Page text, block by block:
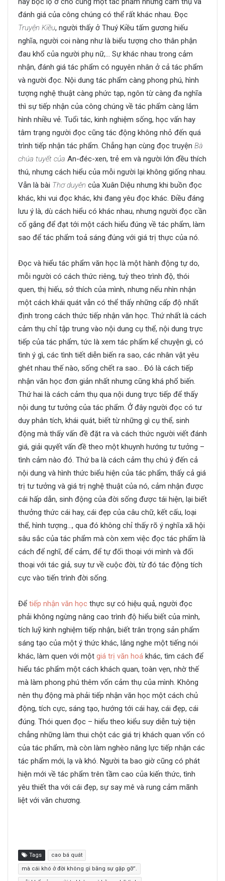
đánh giá của công chúng có thể rất khác nhau. Đọc
Truyện Kiều, người thấy ở Thuý Kiều tấm gương hiếu
nghĩa, người coi nàng như là biểu tượng cho thân phận
đau khổ của người phụ nữ,… Sự khác nhau trong cảm
nhận, đánh giá tác phẩm có nguyên nhân ở cả tác phẩm
và người đọc. Nội dung tác phẩm càng phong phú, hình
tượng nghệ thuật càng phức tạp, ngôn từ càng đa nghĩa
thì sự tiếp nhận của công chúng về tác phẩm càng lắm
hình nhiều vẻ. Tuổi tác, kinh nghiệm sống, học vấn hay
tâm trạng người đọc cũng tác động không nhỏ đến quá
trình tiếp nhận tác phẩm. Chẳng hạn cùng đọc truyện Bà
chúa tuyết của An-đéc-xen, trẻ em và người lớn đều thích
thú, nhưng cách hiểu của mỗi người lại không giống nhau.
Vẫn là bài Thơ duyên của Xuân Diệu nhưng khi buồn đọc
khác, khi vui đọc khác, khi đang yêu đọc khác. Điều đáng
lưu ý là, dù cách hiểu có khác nhau, nhưng người đọc cần
cố gắng để đạt tới một cách hiểu đúng về tác phẩm, làm
sao để tác phẩm toả sáng đúng với giá trị thực của nó.
Đọc và hiểu tác phẩm văn học là một hành động tự do,
mỗi người có cách thức riêng, tuỳ theo trình độ, thói
quen, thị hiếu, sở thích của mình, nhưng nếu nhìn nhận
một cách khái quát vẫn có thể thấy những cấp độ nhất
định trong cách thức tiếp nhận văn học. Thứ nhất là cách
cảm thụ chỉ tập trung vào nội dung cụ thể, nội dung trực
tiếp của tác phẩm, tức là xem tác phẩm kể chuyện gì, có
tình ý gì, các tình tiết diễn biến ra sao, các nhân vật yêu
ghét nhau thế nào, sống chết ra sao… Đó là cách tiếp
nhận văn học đơn giản nhất nhưng cũng khá phổ biến.
Thứ hai là cách cảm thụ qua nội dung trực tiếp để thấy
nội dung tư tưởng của tác phẩm. Ở đây người đọc có tư
duy phân tích, khái quát, biết từ những gì cụ thể, sinh
động mà thấy vấn đề đặt ra và cách thức người viết đánh
giá, giải quyết vấn đề theo một khuynh hướng tư tưởng –
tình cảm nào đó. Thứ ba là cách cảm thụ chú ý đến cả
nội dung và hình thức biểu hiện của tác phẩm, thấy cả giá
trị tư tưởng và giá trị nghệ thuật của nó, cảm nhận được
cái hấp dẫn, sinh động của đời sống được tái hiện, lại biết
thưởng thức cái hay, cái đẹp của câu chữ, kết cấu, loại
thể, hình tượng…, qua đó không chỉ thấy rõ ý nghĩa xã hội
sâu sắc của tác phẩm mà còn xem việc đọc tác phẩm là
cách để nghĩ, để cảm, để tự đối thoại với mình và đối
thoại với tác giả, suy tư về cuộc đời, từ đó tác động tích
cực vào tiến trình đời sống.
Để tiếp nhận văn học thực sự có hiệu quả, người đọc
phải không ngừng nâng cao trình độ hiểu biết của mình,
tích luỹ kinh nghiệm tiếp nhận, biết trân trọng sản phẩm
sáng tạo của một ý thức khác, lắng nghe một tiếng nói
khác, làm quen với một giá trị văn hoá khác, tìm cách để
hiểu tác phẩm một cách khách quan, toàn vẹn, nhờ thế
mà làm phong phú thêm vốn cảm thụ của mình. Không
nên thụ động mà phải tiếp nhận văn học một cách chủ
động, tích cực, sáng tạo, hướng tới cái hay, cái đẹp, cái
đúng. Thói quen đọc – hiểu theo kiểu suy diễn tuỳ tiện
chẳng những làm thui chột các giá trị khách quan vốn có
của tác phẩm, mà còn làm nghèo năng lực tiếp nhận các
tác phẩm mới, lạ và khó. Người ta bao giờ cũng có phát
hiện mới về tác phẩm trên tầm cao của kiến thức, tình
yêu thiết tha với cái đẹp, sự say mê và rung cảm mãnh
liệt với văn chương.
Tags cao bá quát
mà cái khó ở đời không gì bằng sự gặp gỡ”.